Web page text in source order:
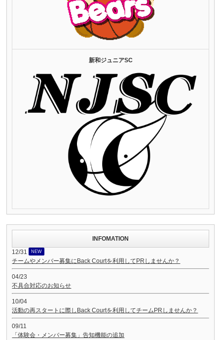
新和ジュニアSC
INFOMATION
12/31
NEW
チームやメンバー募集にBack Courtを利用してPRしませんか？
04/23
不具合対応のお知らせ
10/04
活動の再スタートに際しBack Courtを利用してチームPRしませんか？
09/11
「体験会・メンバー募集」告知機能の追加